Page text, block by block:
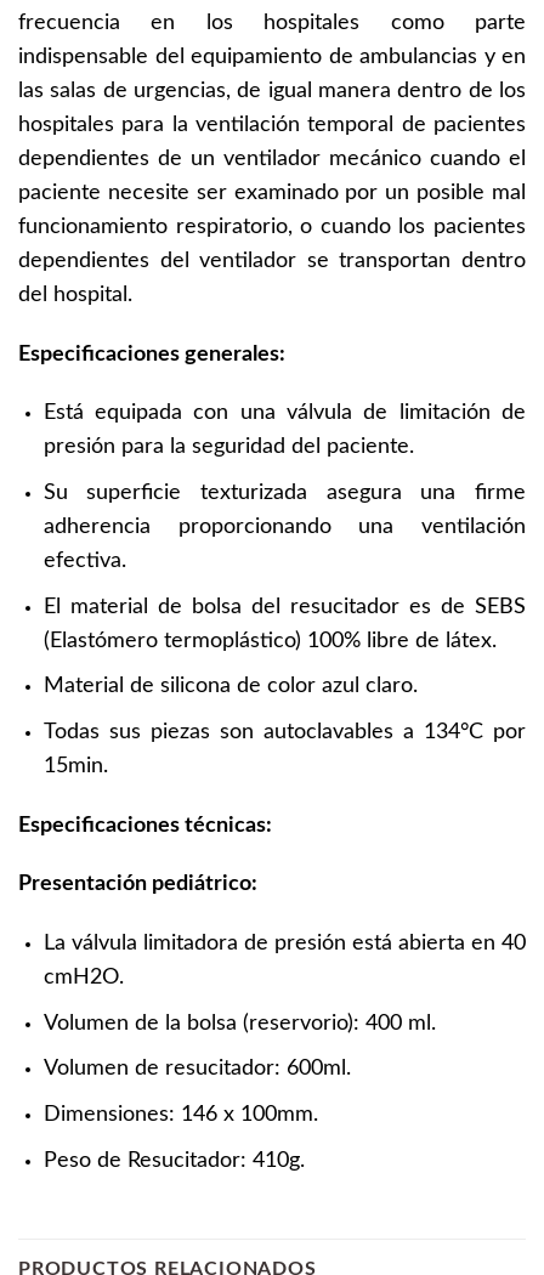
frecuencia en los hospitales como parte
indispensable del equipamiento de ambulancias y en
las salas de urgencias, de igual manera dentro de los
hospitales para la ventilación temporal de pacientes
dependientes de un ventilador mecánico cuando el
paciente necesite ser examinado por un posible mal
funcionamiento respiratorio, o cuando los pacientes
dependientes del ventilador se transportan dentro
del hospital.
Especificaciones generales:
Está equipada con una válvula de limitación de
presión para la seguridad del paciente.
Su superficie texturizada asegura una firme
adherencia proporcionando una ventilación
efectiva.
El material de bolsa del resucitador es de SEBS
(Elastómero termoplástico) 100% libre de látex.
Material de silicona de color azul claro.
Todas sus piezas son autoclavables a 134°C por
15min.
Especificaciones técnicas:
Presentación pediátrico:
La válvula limitadora de presión está abierta en 40
cmH2O.
Volumen de la bolsa (reservorio): 400 ml.
Volumen de resucitador: 600ml.
Dimensiones: 146 x 100mm.
Peso de Resucitador: 410g.
PRODUCTOS RELACIONADOS